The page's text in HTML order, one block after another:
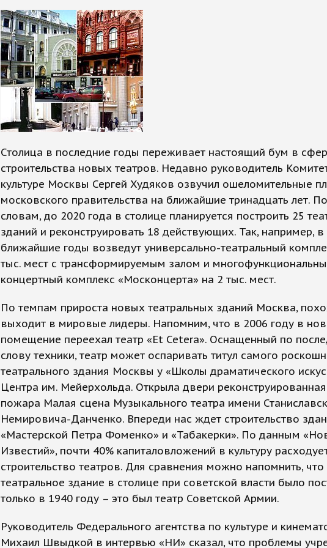
Столица в последние годы переживает настоящий бум в
строительства новых театров. Недавно руководитель
культуре Москвы Сергей Худяков озвучил ошеломительные
московского правительства на ближайшие тринадцать лет.
словам, до 2020 года в столице планируется построить 25
зданий и реконструировать 18 действующих. Так, например, в
ближайшие годы возведут универсально-театральный
тыс. мест с трансформируемым залом и
концертный комплекс «Москонцерта» на 2 тыс. мест.
По темпам прироста новых театральных зданий Москва,
выходит в мировые лидеры. Напомним, что в 2006 году в
помещение переехал театр «Et Cetera». Оснащенный по
слову техники, театр может оспаривать титул самого
театрального здания Москвы у «Школы драматического
Центра им. Мейерхольда. Открыла двери
пожара Малая сцена Музыкального театра имени
Немировича-Данченко. Впереди нас ждет строительство
«Мастерской Петра Фоменко» и «Табакерки». По данным
Известий», почти 40% капиталовложений в культуру
строительство театров. Для сравнения можно напомнить,
театральное здание в столице при советской власти было
только в 1940 году – это был театр Советской Армии.
Руководитель Федерального агентства по культуре и
Михаил Швыдкой в интервью «НИ» сказал, что проблемы